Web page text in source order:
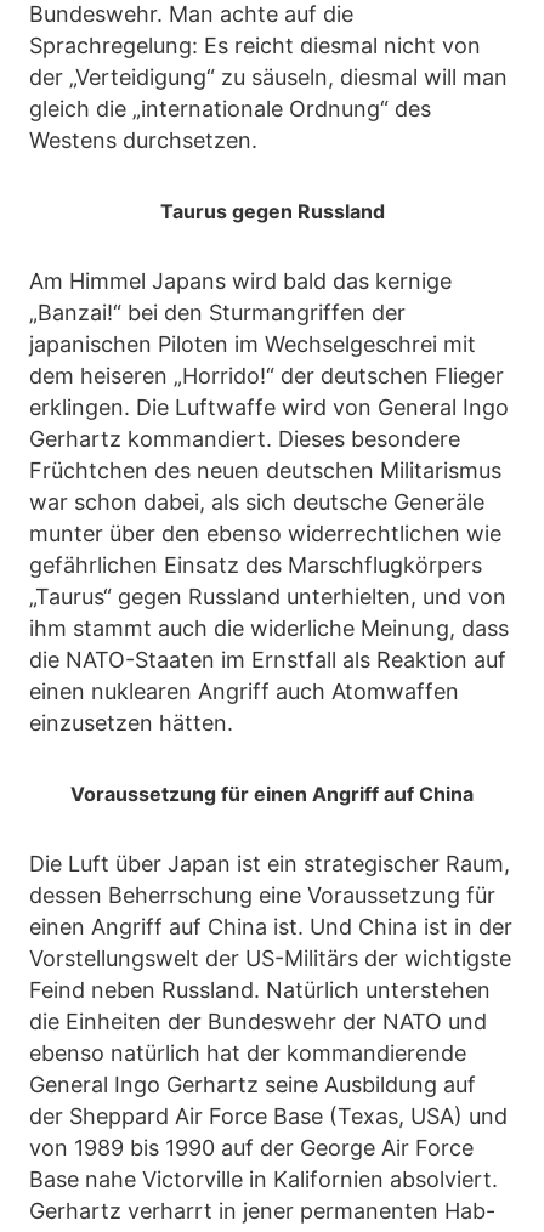
Bundeswehr. Man achte auf die
Sprachregelung: Es reicht diesmal nicht von
der „Verteidigung“ zu säuseln, diesmal will man
gleich die „internationale Ordnung“ des
Westens durchsetzen.
Taurus gegen Russland
Am Himmel Japans wird bald das kernige
„Banzai!“ bei den Sturmangriffen der
japanischen Piloten im Wechselgeschrei mit
dem heiseren „Horrido!“ der deutschen Flieger
erklingen. Die Luftwaffe wird von General Ingo
Gerhartz kommandiert. Dieses besondere
Früchtchen des neuen deutschen Militarismus
war schon dabei, als sich deutsche Generäle
munter über den ebenso widerrechtlichen wie
gefährlichen Einsatz des Marschflugkörpers
„Taurus“ gegen Russland unterhielten, und von
ihm stammt auch die widerliche Meinung, dass
die NATO-Staaten im Ernstfall als Reaktion auf
einen nuklearen Angriff auch Atomwaffen
einzusetzen hätten.
Voraussetzung für einen Angriff auf China
Die Luft über Japan ist ein strategischer Raum,
dessen Beherrschung eine Voraussetzung für
einen Angriff auf China ist. Und China ist in der
Vorstellungswelt der US-Militärs der wichtigste
Feind neben Russland. Natürlich unterstehen
die Einheiten der Bundeswehr der NATO und
ebenso natürlich hat der kommandierende
General Ingo Gerhartz seine Ausbildung auf
der Sheppard Air Force Base (Texas, USA) und
von 1989 bis 1990 auf der George Air Force
Base nahe Victorville in Kalifornien absolviert.
Gerhartz verharrt in jener permanenten Hab-